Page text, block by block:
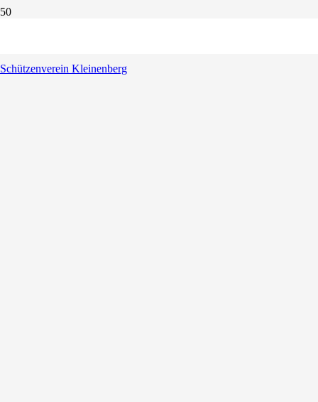
Schützenverein Kleinenberg